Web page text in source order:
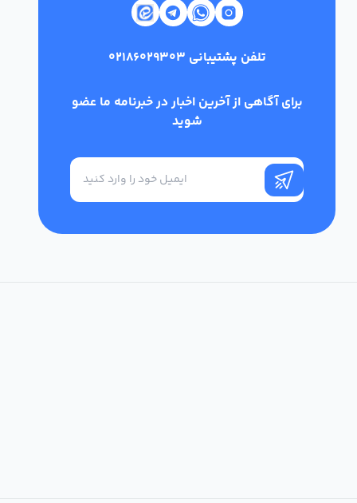
تلفن پشتیبانی 02186029303
برای آگاهی از آخرین اخبار در خبرنامه ما عضو
شوید